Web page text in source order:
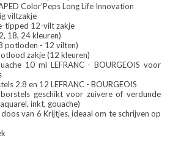
Color'Peps Long Life Innovation
viltzakje
tipped 12-vilt zakje
18, 24 kleuren)
potloden - 12 vilten)
zakje (12 kleuren)
10 ml LEFRANC - BOURGEOIS voor
2.8 en 12 LEFRANC - BOURGEOIS
geschikt voor zuivere of verdunde
inkt, gouache)
van 6 Krijtjes, ideaal om te schrijven op